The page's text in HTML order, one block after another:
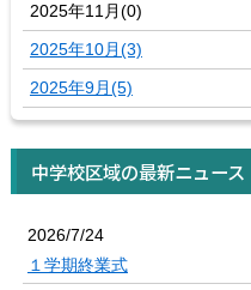
2025年11月(0)
2025年10月(3)
2025年9月(5)
中学校区域の最新ニュース
2026/7/24
１学期終業式